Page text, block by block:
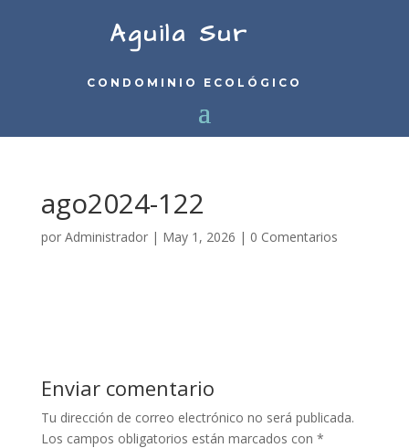
Aguila Sur
CONDOMINIO ECOLÓGICO
ago2024-122
por Administrador| May 1, 2026 | 0 Comentarios
Enviar comentario
Tu dirección de correo electrónico no será publicada.
Los campos obligatorios están marcados con *